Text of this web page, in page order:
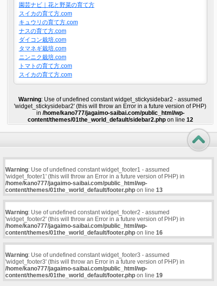
園芸ナビ｜花と野菜の育て方
スイカの育て方.com
キュウリの育て方.com
ナスの育て方.com
ダイコン栽培.com
タマネギ栽培.com
ニンニク栽培.com
トマトの育て方.com
スイカの育て方.com
Warning: Use of undefined constant widget_stickysidebar2 - assumed
'widget_stickysidebar2' (this will throw an Error in a future version of PHP)
in /home/kano777/jagaimo-saibai.com/public_html/wp-
content/themes/01the_world_default/sidebar2.phpon line 12
Warning: Use of undefined constant widget_footer1 - assumed
'widget_footer1' (this will throw an Error in a future version of PHP) in
/home/kano777/jagaimo-saibai.com/public_html/wp-
content/themes/01the_world_default/footer.phpon line 13
Warning: Use of undefined constant widget_footer2 - assumed
'widget_footer2' (this will throw an Error in a future version of PHP) in
/home/kano777/jagaimo-saibai.com/public_html/wp-
content/themes/01the_world_default/footer.phpon line 16
Warning: Use of undefined constant widget_footer3 - assumed
'widget_footer3' (this will throw an Error in a future version of PHP) in
/home/kano777/jagaimo-saibai.com/public_html/wp-
content/themes/01the_world_default/footer.phpon line 19